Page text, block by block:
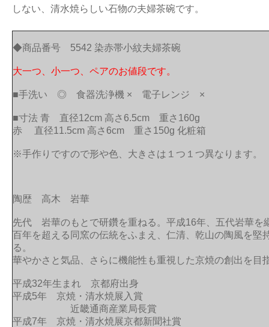
しない、清水焼らしい石物の夫婦茶碗です。
◆商品番号 5542 染赤帯小紋夫婦茶碗
大一つ、小一つ、ペアのお値段です。
■手洗い ◎ 食器洗浄機 × 電子レンジ ×
■寸法 青 直径12cm 高さ6.5cm 重さ160g
赤 直径11.5cm 高さ6cm 重さ150g 化粧箱
※手作りですので形や色、大きさは１つ１つ異なります。
陶歴 高木 岩華
先代 岩華のもとで研鑽を重ねる。平成16年、五代岩華を
百年を超える同窯の伝統をふまえ、仁清、乾山の陶風を堅
る。
華やかさと気品、さらに機能性も重視した京焼の創出を目
平成32年生まれ 京都府出身
平成5年 京焼・清水焼展入賞
近畿通商産業局長賞
平成7年 京焼・清水焼展京都新聞社賞